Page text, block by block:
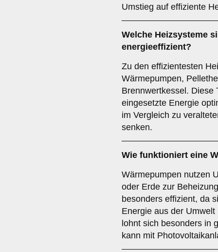
Umstieg auf effiziente
Welche Heizsysteme
energieeffizient?
Zu den effizientesten
Wärmepumpen,
Brennwertkessel. Diese
eingesetzte Energie
im Vergleich zu
senken.
Wie funktioniert eine
Wärmepumpen nutzen
oder Erde zur
besonders effizient, da
Energie aus der
lohnt sich besonders in
kann mit